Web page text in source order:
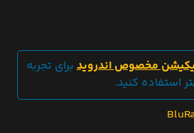
مخصوص اندروید برای تجربه
استفاده کنید.